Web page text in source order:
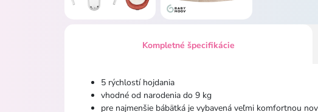
Kompletné špecifikácie
5 rýchlostí hojdania
vhodné od narodenia do 9 kg
pre najmenšie bábätká je vybavená veľmi komfortnou